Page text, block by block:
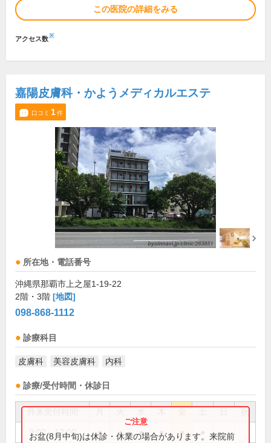
この医院の詳細をみる
アクセス数※
嘉陽皮膚科・かようメディカルエステ
口コミ 1件
所在地・電話番号
沖縄県那覇市上之屋1-19-22
2階・3階 [地図]
098-868-1112
診療科目
皮膚科 美容皮膚科 内科
診療/受付時間・休診日
祝
9:00～12:00 ● ● ● ● ●
お盆(8月中旬)は休診・休業の場合があります。来院前